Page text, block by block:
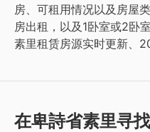
房、可租用情况以及房屋
房出租，以及1卧室或2卧
素里租赁房源实时更新、
在卑詩省素里寻